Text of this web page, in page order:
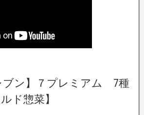
ブン】７プレミアム 7種
ド惣菜】